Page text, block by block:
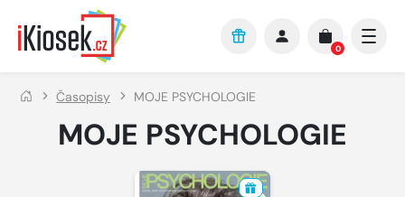
Přejít na hlavní obsah
0
Časopisy MOJE PSYCHOLOGIE
MOJE PSYCHOLOGIE